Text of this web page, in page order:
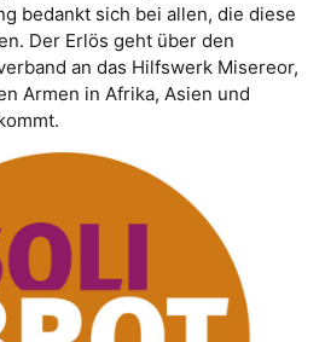
bedankt sich bei allen, die diese
Der Erlös geht über den
an das Hilfswerk Misereor,
Armen in Afrika, Asien und